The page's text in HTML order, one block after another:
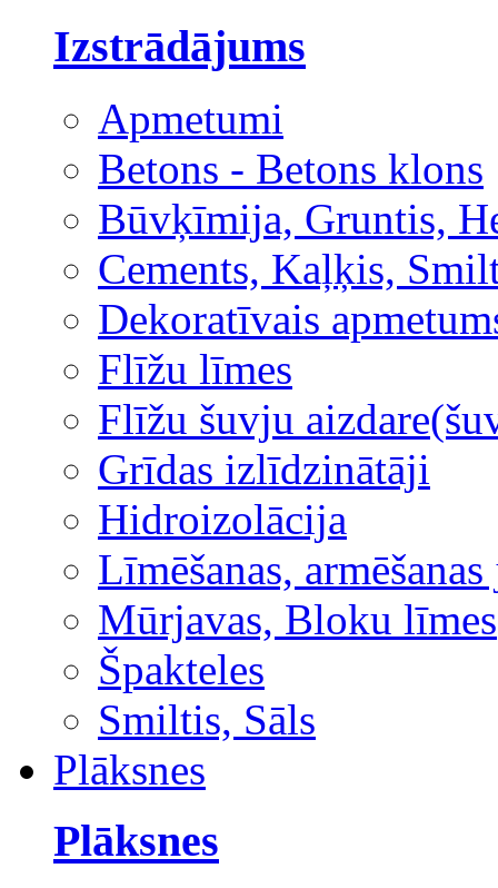
Izstrādājums
Apmetumi
Betons - Betons klons
Būvķīmija, Gruntis,
Cements, Kaļķis,
Dekoratīvais
Flīžu līmes
Flīžu šuvju
Grīdas izlīdzinātāji
Hidroizolācija
Līmēšanas, armēšanas
Mūrjavas, Bloku līmes
Špakteles
Smiltis, Sāls
Plāksnes
Plāksnes